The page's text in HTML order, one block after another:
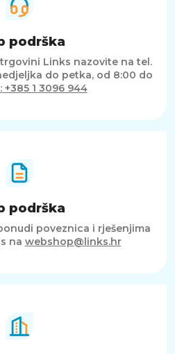
podrška
Links nazovite na tel.
do petka, od 8:00 do
+385 1 3096 944
podrška
poveznica i rješenjima
na webshop@links.hr